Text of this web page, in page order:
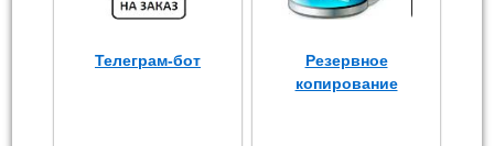
Телеграм-бот
Резервное
копирование